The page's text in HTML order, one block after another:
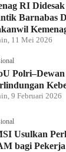
RI
Barnabas
11 Mei 2026
9 Februari 2026
Usulkan
bagi